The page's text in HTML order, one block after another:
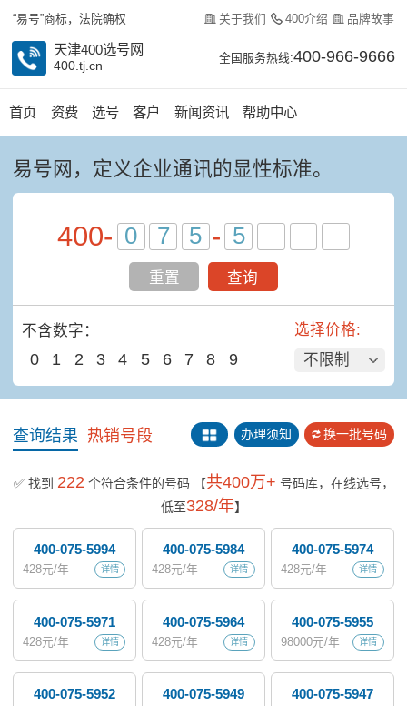
“易号”商标，法院确权 关于我们 400介绍 品牌故事
天津400选号网
400.tj.cn
全国服务热线:400-966-9666
首页 资费 选号 客户 新闻资讯 帮助中心
易号网，定义企业通讯的显性标准。​
400- -
重置 查询
不含数字：
0 1 2 3 4 5 6 7 8 9
选择价格:
不限制
查询结果 热销号段 办理须知 换一批号码
✅ 找到 222 个符合条件的号码 【共400万+ 号码库，在线选号，
低至328/年】
400-075-5994
详情
428元/年
400-075-5984
详情
428元/年
400-075-5974
详情
428元/年
400-075-5971
详情
428元/年
400-075-5964
详情
428元/年
400-075-5955
详情
98000元/年
400-075-5952 400-075-5949 400-075-5947